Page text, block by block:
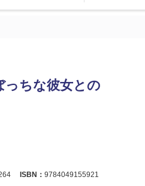
っちな彼女との
ISBN： 9784049155921